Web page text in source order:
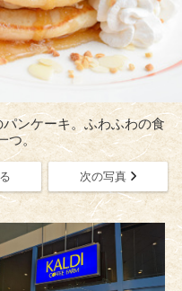
ンケーキ。ふわふわの食
つ。
次の写真